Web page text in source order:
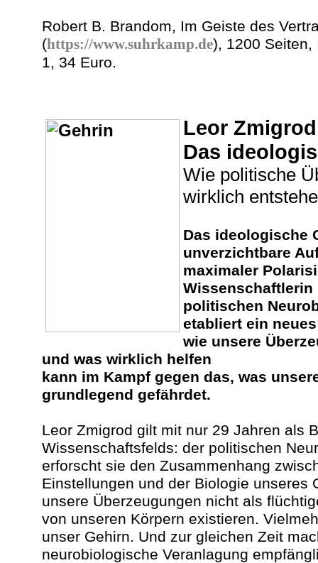
Robert B. Brandom, Im Geiste des
(https://www.suhrkamp.de), 1200 Seiten,
1, 34 Euro.
Leor
Das
Wie politische
wirklich
Das ideologische
unverzichtbare
maximaler
Wissenschaftlerin
politischen
etabliert ein
wie unsere
und was wirklich helfen
kann im Kampf gegen das, was
grundlegend gefährdet.
Leor Zmigrod gilt mit nur 29 Jahren als
Wissenschaftsfelds: der politischen
erforscht sie den Zusammenhang
Einstellungen und der Biologie unseres
unsere Überzeugungen nicht als
von unseren Körpern existieren.
unser Gehirn. Und zur gleichen Zeit
neurobiologische Veranlagung